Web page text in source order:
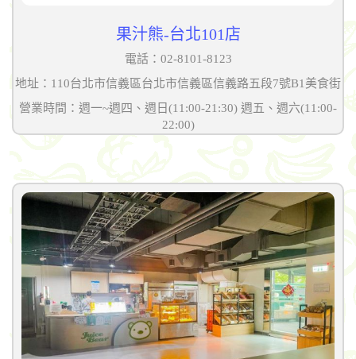
果汁熊-台北101店
電話：02-8101-8123
地址：110台北市信義區台北市信義區信義路五段7號B1美食街
營業時間：週一~週四、週日(11:00-21:30) 週五、週六(11:00-
22:00)